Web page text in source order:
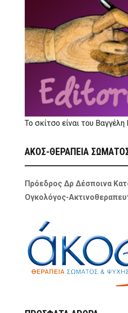
Το σκίτσο είναι του Βαγγέλη
ΑΚΟΣ-ΘΕΡΑΠΕΙΑ
Πρόεδρος Δρ Δέσποινα
Ογκολόγος-